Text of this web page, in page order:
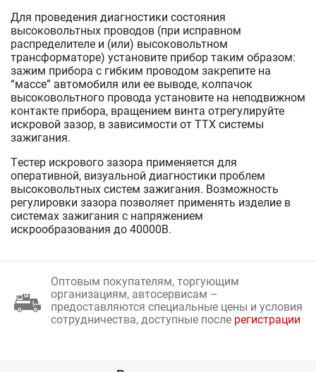
Для проведения диагностики состояния
высоковольтных проводов (при исправном
распределителе и (или) высоковольтном
трансформаторе) установите прибор таким образом:
зажим прибора с гибким проводом закрепите на
“массе” автомобиля или ее выводе, колпачок
высоковольтного провода установите на неподвижном
контакте прибора, вращением винта отрегулируйте
искровой зазор, в зависимости от ТТХ системы
зажигания.
Tестер искрового зазора применяется для
оперативной, визуальной диагностики проблем
высоковольтных систем зажигания. Возможность
регулировки зазора позволяет применять изделие в
системах зажигания с напряжением
искрообразования до 40000В.
Оптовым покупателям, торгующим
организациям, автосервисам –
предоставляются специальные цены и условия
сотрудничества, доступные после регистрации